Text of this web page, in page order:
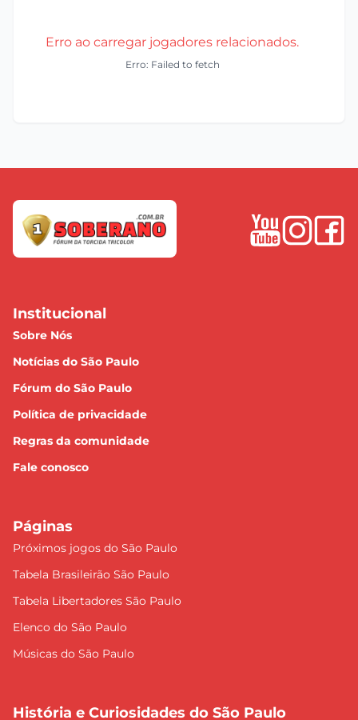
Erro ao carregar jogadores relacionados.
Erro: Failed to fetch
Institucional
Sobre Nós
Notícias do São Paulo
Fórum do São Paulo
Política de privacidade
Regras da comunidade
Fale conosco
Páginas
Próximos jogos do São Paulo
Tabela Brasileirão São Paulo
Tabela Libertadores São Paulo
Elenco do São Paulo
Músicas do São Paulo
História e Curiosidades do São Paulo